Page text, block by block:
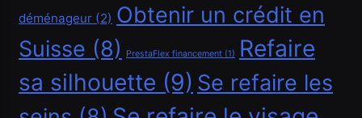
déménageur (2) Obtenir un crédit en
Suisse (8) PrestaFlex financement (1)
Refaire
sa silhouette (9) Se refaire les